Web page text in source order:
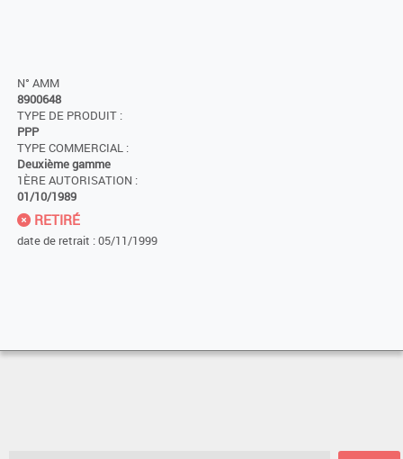
N° AMM
8900648
TYPE DE PRODUIT :
PPP
TYPE COMMERCIAL :
Deuxième gamme
1ÈRE AUTORISATION :
01/10/1989
RETIRÉ
date de retrait : 05/11/1999